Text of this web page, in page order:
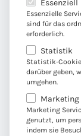
i
s
s
i
o
n
*
V
O
-
E
i
n
v
e
r
mich
Meine
einem
Essenziell
Essenzielle
sind für das
erforderlich.
Statistik
Statistik-
darüber geben,
umgehen.
Marketing
Marketing
genutzt, um
indem sie